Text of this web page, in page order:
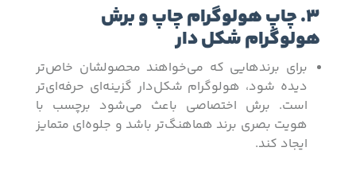
3. چاپ هولوگرام چاپ و برش
هولوگرام شکل دار
برای برندهایی که می‌خواهند محصولشان خاص‌تر
دیده شود، هولوگرام شکل‌دار گزینه‌ای حرفه‌ای‌تر
است. برش اختصاصی باعث می‌شود برچسب با
هویت بصری برند هماهنگ‌تر باشد و جلوه‌ای متمایز
ایجاد کند.